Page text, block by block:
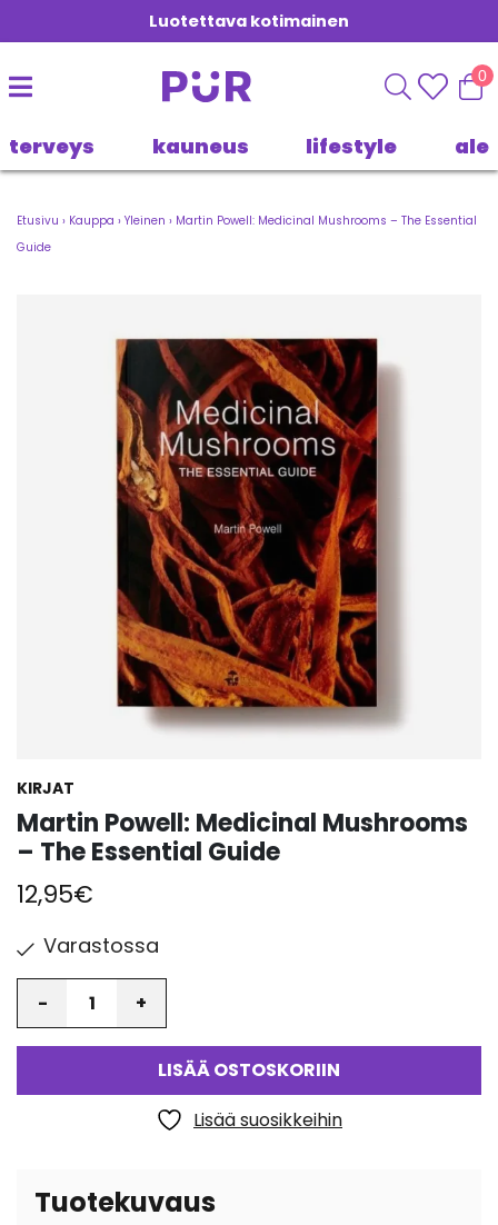
Luotettava kotimainen
0
terveys kauneus lifestyle ale
Etusivu › Kauppa › Yleinen › Martin Powell: Medicinal Mushrooms – The Essential
Guide
KIRJAT
Martin Powell: Medicinal Mushrooms
– The Essential Guide
12,95€
Varastossa
LISÄÄ OSTOSKORIIN
Lisää suosikkeihin
Tuotekuvaus